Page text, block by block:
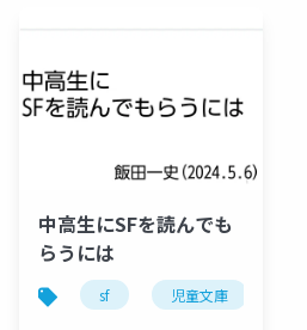
中高生にSFを読んでも
らうには
sf 児童文庫